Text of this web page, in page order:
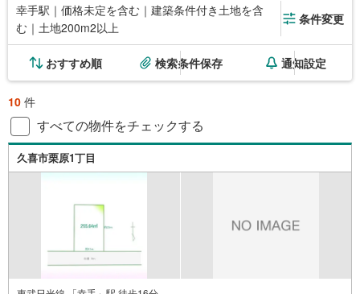
幸手駅｜価格未定を含む｜建築条件付き土地を含
む｜土地200m2以上
条件変更
おすすめ順 検索条件保存 通知設定
10 件
すべての物件をチェックする
久喜市栗原1丁目